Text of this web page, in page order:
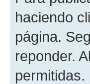
haciendo
página.
reponder.